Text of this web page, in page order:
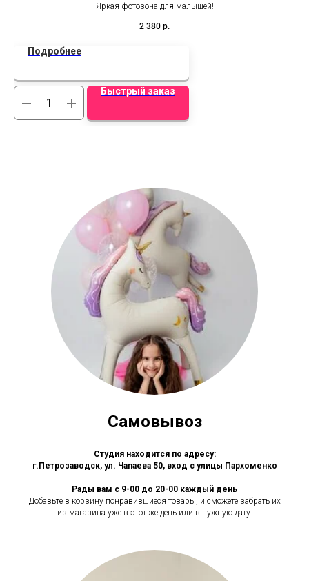
Яркая фотозона для малышей!
2 380 р.
Подробнее
Быстрый заказ
Самовывоз
Студия находится по адресу:
г.Петрозаводск, ул. Чапаева 50, вход с улицы Пархоменко
Рады вам с 9-00 до 20-00 каждый день
Добавьте в корзину понравившиеся товары, и сможете забрать их
из магазина уже в этот же день или в нужную дату.